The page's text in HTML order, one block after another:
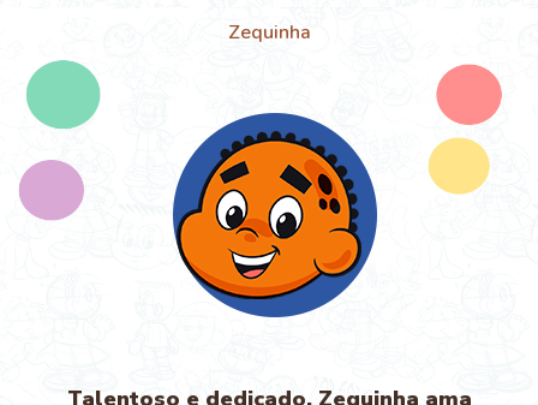
Zequinha
Talentoso e dedicado, Zequinha ama